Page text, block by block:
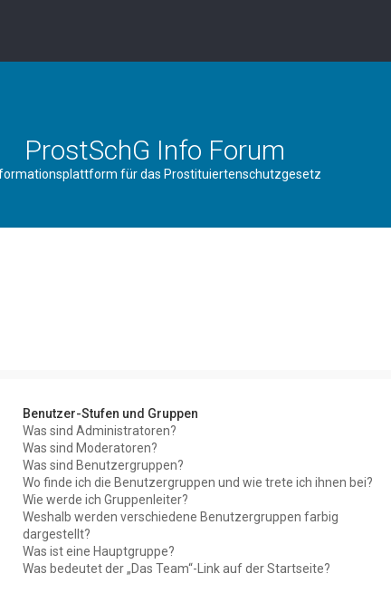
ProstSchG Info Forum
für das Prostituiertenschutzgesetz
Benutzer-Stufen und Gruppen
Was sind Administratoren?
Was sind Moderatoren?
Was sind Benutzergruppen?
Wo finde ich die Benutzergruppen und wie trete ich ihnen bei?
Wie werde ich Gruppenleiter?
Weshalb werden verschiedene Benutzergruppen farbig
dargestellt?
Was ist eine Hauptgruppe?
Was bedeutet der „Das Team“-Link auf der Startseite?